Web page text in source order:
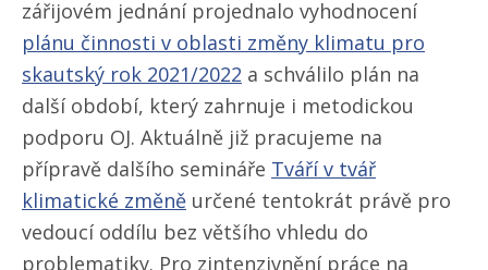
zářijovém jednání projednalo vyhodnocení
plánu činnosti v oblasti změny klimatu pro
skautský rok 2021/​2022 a schválilo plán na
další období, který zahrnuje i metodickou
podporu OJ. Aktuálně již pracujeme na
přípravě dalšího semináře Tváří v tvář
klimatické změně určené tentokrát právě pro
vedoucí oddílu bez většího vhledu do
problematiky. Pro zintenzivnění práce na